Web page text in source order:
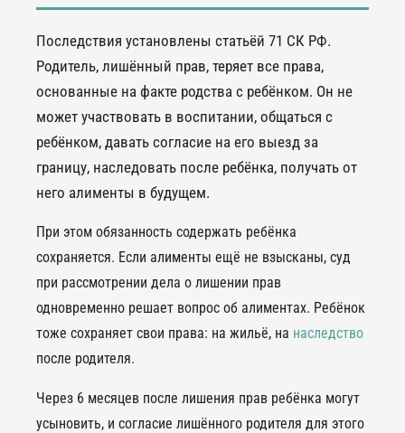
Последствия установлены статьёй 71 СК РФ.
Родитель, лишённый прав, теряет все права,
основанные на факте родства с ребёнком. Он не
может участвовать в воспитании, общаться с
ребёнком, давать согласие на его выезд за
границу, наследовать после ребёнка, получать от
него алименты в будущем.
При этом обязанность содержать ребёнка
сохраняется. Если алименты ещё не взысканы, суд
при рассмотрении дела о лишении прав
одновременно решает вопрос об алиментах. Ребёнок
тоже сохраняет свои права: на жильё, на наследство
после родителя.
Через 6 месяцев после лишения прав ребёнка могут
усыновить, и согласие лишённого родителя для этого